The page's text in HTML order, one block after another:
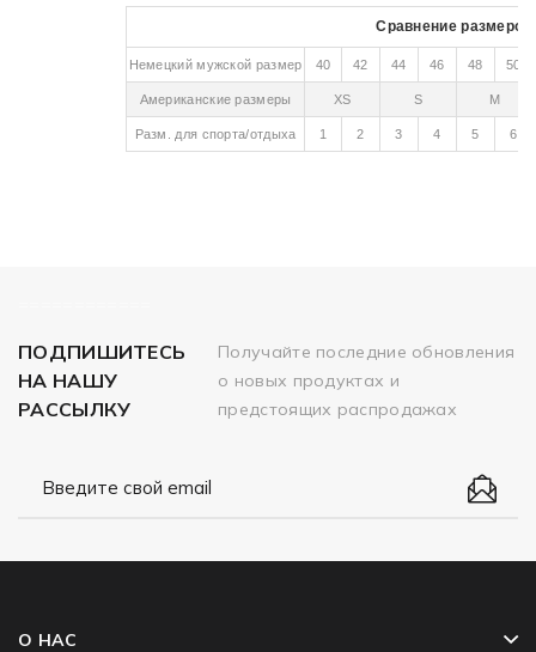
Сравнение размеров
Немецкий мужской размер 40 42 44 46 48 50
Американские размеры XS S M
Разм. для спорта/отдыха 1 2 3 4 5 6
ПОДПИШИТЕСЬ
НА НАШУ
РАССЫЛКУ
Получайте последние обновления
о новых продуктах и
предстоящих распродажах
О НАС